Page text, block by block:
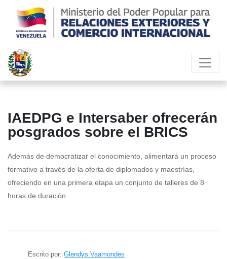
IAEDPG e Intersaber ofrecerán
posgrados sobre el BRICS
Además de democratizar el conocimiento, alimentará un proceso
formativo a través de la oferta de diplomados y maestrías,
ofreciendo en una primera etapa un conjunto de talleres de 8
horas de duración.
Escrito por: Glendys Vaamondes